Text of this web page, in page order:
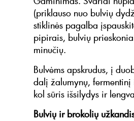
(priklauso nuo bulvių
stiklinės pagalba
pipirais, bulvių
minučių.
Bulvėms apskrudus, į
dalį žalumynų,
kol sūris išsilydys ir
Bulvių ir brokolių